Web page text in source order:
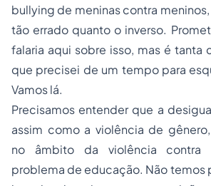
bullying de meninas contra
tão errado quanto o inverso.
falaria aqui sobre isso, mas é tanta
que precisei de um tempo para
Vamos lá.
Precisamos entender que a
assim como a violência de
no âmbito da violência contra
problema de educação. Não temos